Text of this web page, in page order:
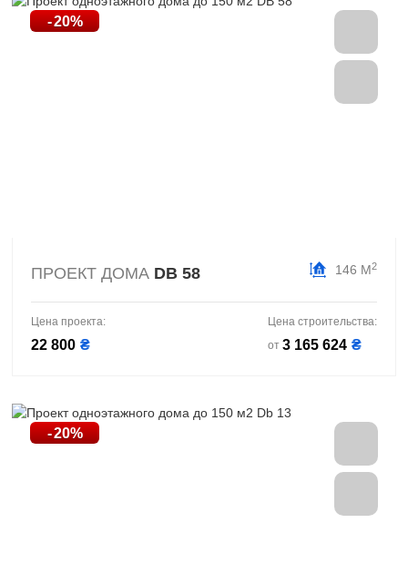
ПРОЕКТ ДОМА DB 58 146 М2
Цена проекта:
22 800 ₴
Цена строительства:
от 3 165 624 ₴